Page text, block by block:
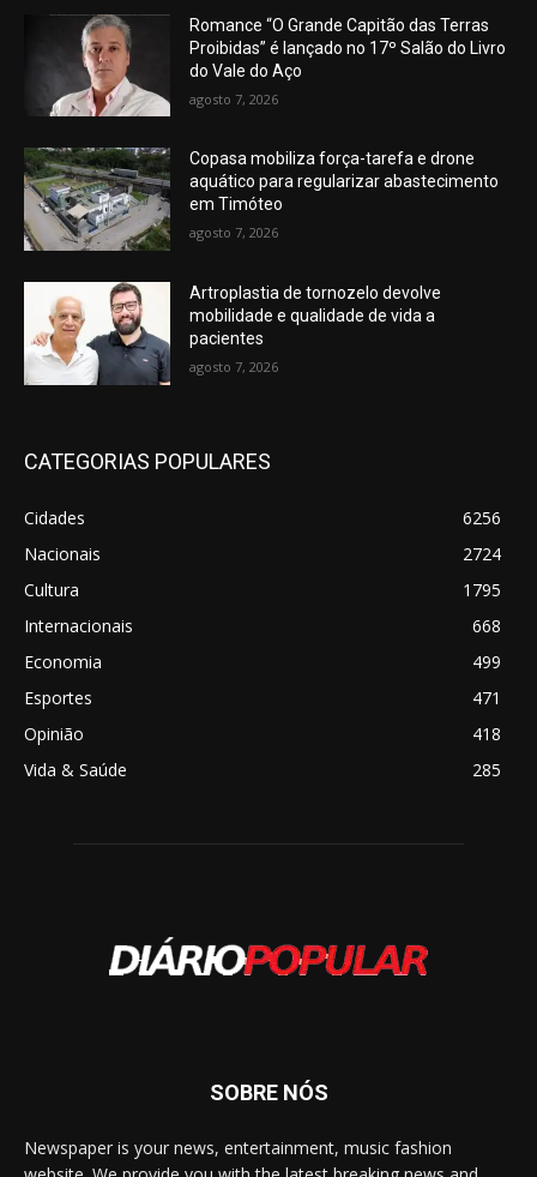
Romance “O Grande Capitão das Terras
Proibidas” é lançado no 17º Salão do Livro
do Vale do Aço
agosto 7, 2026
Copasa mobiliza força-tarefa e drone
aquático para regularizar abastecimento
em Timóteo
agosto 7, 2026
Artroplastia de tornozelo devolve
mobilidade e qualidade de vida a
pacientes
agosto 7, 2026
CATEGORIAS POPULARES
Cidades
6256
Nacionais
2724
Cultura
1795
Internacionais
668
Economia
499
Esportes
471
Opinião
418
Vida & Saúde
285
SOBRE NÓS
Newspaper is your news, entertainment, music fashion